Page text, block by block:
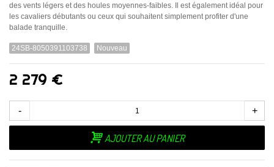
des vents légers et des houles moyennes-faibles. Il est également idéal pour
les cavaliers débutants ou ceux qui souhaitent simplement profiter d'une
balade tranquille.
24SB-8050391103738 Nouveau
2 279 €
- +
AJOUTER AU PANIER